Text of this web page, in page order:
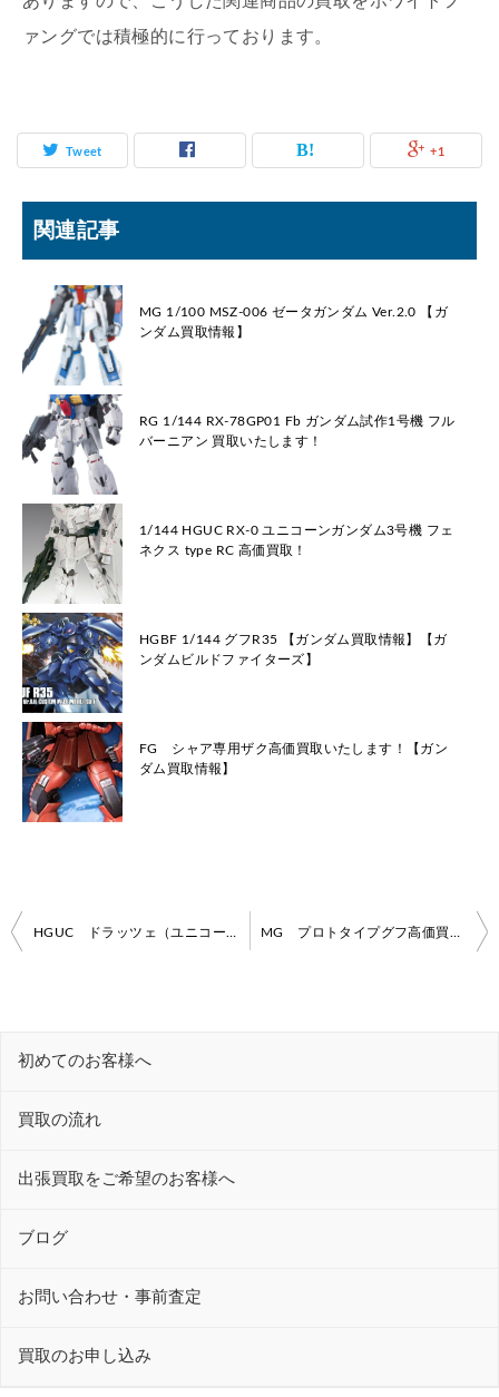
ァングでは積極的に行っております。
Tweet +1
関連記事
MG 1/100 MSZ-006 ゼータガンダム Ver.2.0 【ガ
ンダム買取情報】
RG 1/144 RX-78GP01 Fb ガンダム試作1号機 フル
バーニアン 買取いたします！
1/144 HGUC RX-0 ユニコーンガンダム3号機 フェ
ネクス type RC 高価買取！
HGBF 1/144 グフR35 【ガンダム買取情報】【ガ
ンダムビルドファイターズ】
FG シャア専用ザク高価買取いたします！【ガン
ダム買取情報】
投
ゲ
ー
ョ
HGUC ドラッツェ（ユニコーンVer.)高価買取します！【ガンダム買取情報】 MG プロトタイプグフ高価買取ます！【ガンダム買取情報】
初めてのお客様へ
買取の流れ
出張買取をご希望のお客様へ
ブログ
お問い合わせ・事前査定
買取のお申し込み